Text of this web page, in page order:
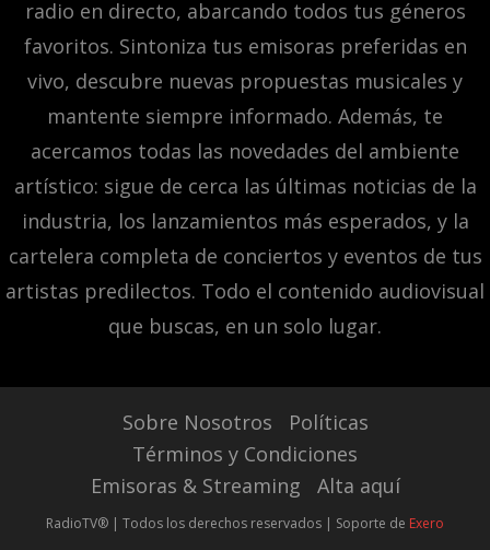
radio en directo, abarcando todos tus géneros
favoritos. Sintoniza tus emisoras preferidas en
vivo, descubre nuevas propuestas musicales y
mantente siempre informado. Además, te
acercamos todas las novedades del ambiente
artístico: sigue de cerca las últimas noticias de la
industria, los lanzamientos más esperados, y la
cartelera completa de conciertos y eventos de tus
artistas predilectos. Todo el contenido audiovisual
que buscas, en un solo lugar.
Sobre Nosotros
Políticas
Términos y Condiciones
Emisoras & Streaming
Alta aquí
RadioTV® | Todos los derechos reservados | Soporte de Exero